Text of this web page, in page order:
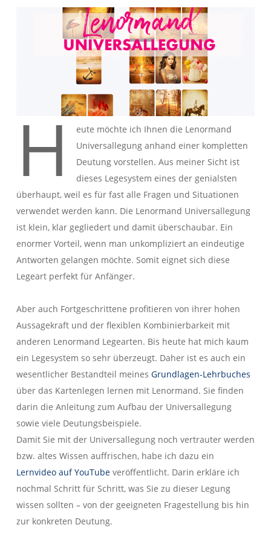
H
eute möchte ich Ihnen die Lenormand
Universallegung anhand einer kompletten
Deutung vorstellen. Aus meiner Sicht ist
dieses Legesystem eines der genialsten
überhaupt, weil es für fast alle Fragen und Situationen
verwendet werden kann. Die Lenormand Universallegung
ist klein, klar gegliedert und damit überschaubar. Ein
enormer Vorteil, wenn man unkompliziert an eindeutige
Antworten gelangen möchte. Somit eignet sich diese
Legeart perfekt für Anfänger.
Aber auch Fortgeschrittene profitieren von ihrer hohen
Aussagekraft und der flexiblen Kombinierbarkeit mit
anderen Lenormand Legearten. Bis heute hat mich kaum
ein Legesystem so sehr überzeugt. Daher ist es auch ein
wesentlicher Bestandteil meines Grundlagen-Lehrbuches
über das Kartenlegen lernen mit Lenormand. Sie finden
darin die Anleitung zum Aufbau der Universallegung
sowie viele Deutungsbeispiele.
Damit Sie mit der Universallegung noch vertrauter werden
bzw. altes Wissen auffrischen, habe ich dazu ein
Lernvideo auf YouTube veröffentlicht. Darin erkläre ich
nochmal Schritt für Schritt, was Sie zu dieser Legung
wissen sollten – von der geeigneten Fragestellung bis hin
zur konkreten Deutung.